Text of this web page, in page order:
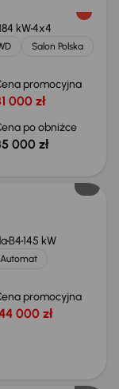
kW4x4
Salon Polska
promocyjna
000 zł
po obniżce
000 zł
B4145 kW
Automat
promocyjna
000 zł